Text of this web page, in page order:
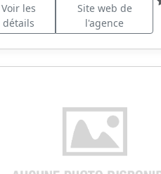
Voir les
détails
Site web de
l'agence